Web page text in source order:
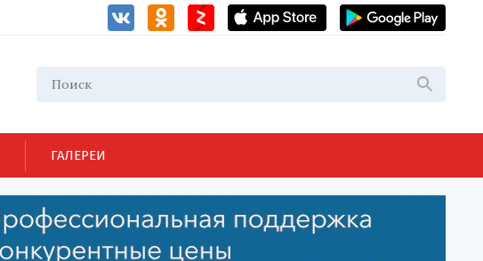
ГАЛЕРЕИ